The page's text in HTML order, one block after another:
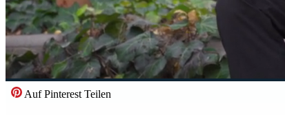
Auf Pinterest Teilen